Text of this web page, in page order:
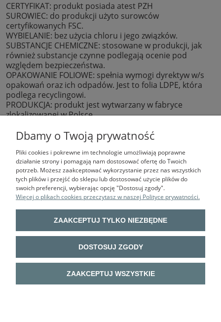
CERTYFIKAT: produkt posiada atest PZH
SUROWIEC: do produkcji użyto surowców
certyfikowanych FSC.
WYBIELANIE: bez użycia chloru i jego związków.
SUBSTANCJE CHEMICZNE: stosowane w produkcji, jak
również substancje czynne podlegają ocenie pod
względem bezpieczeństwa.
OPAKOWANIE FOLIOWE: spełnia wymogi dyrektyw w/s
opakowań oraz ich odpadów. Jest to folia LDPE, która
podlega recyclingowi.
PRODUKCJA: produkt jest wytwarzany w fabryce
zlokalizowanej w Polsce.
biuro@bhpvota.pl, tel.: 22 632 52 14 | NIP: 113-029-62-64 | REGON:
011793414
bhpvota.pl nie jest tożsama z ofertą sklepu stacjonarnego BHP VOTA w
Warszawie.
różnic w prowadzeniu sprzedaży tradycyjnej i sprzedaży online.
Aby mieć gwarancję ceny internetowej proszę złożyć zamówienie w e-
Dbamy o Twoją prywatność
Pliki cookies i pokrewne im technologie umożliwiają poprawne
działanie strony i pomagają nam dostosować ofertę do Twoich
potrzeb. Możesz zaakceptować wykorzystanie przez nas wszystkich
tych plików i przejść do sklepu lub dostosować użycie plików do
swoich preferencji, wybierając opcję "Dostosuj zgody".
Więcej o plikach cookies przeczytasz w naszej Polityce prywatności.
ZAAKCEPTUJ TYLKO NIEZBĘDNE
DOSTOSUJ ZGODY
ZAAKCEPTUJ WSZYSTKIE